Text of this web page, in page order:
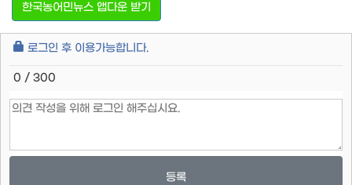
한국농어민뉴스 앱다운 받기
로그인 후 이용가능합니다.
0 / 300
등록